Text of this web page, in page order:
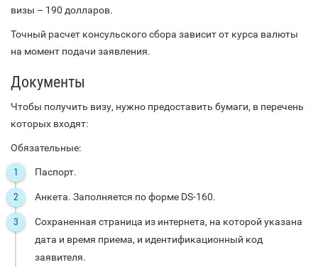
визы – 190 долларов.
Точный расчет консульского сбора зависит от курса валюты
на момент подачи заявления.
Документы
Чтобы получить визу, нужно предоставить бумаги, в перечень
которых входят:
Обязательные:
Паспорт.
Анкета. Заполняется по форме DS-160.
Сохраненная страница из интернета, на которой указана
дата и время приема, и идентификационный код
заявителя.